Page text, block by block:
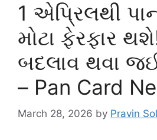
1 એપ્રિલથી પાન
મોટા ફેરફાર
બદલાવ થવા
– Pan Card
March 28, 2026 by Pravin